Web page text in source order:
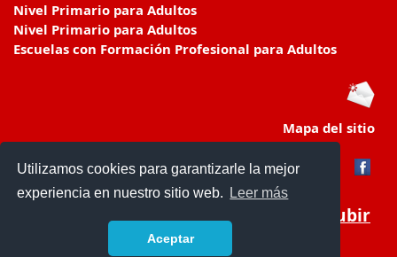
Utilizamos cookies para garantizarle la mejor
experiencia en nuestro sitio web.
Leer más
Aceptar
Nivel Primario para Adultos
Nivel Primario para Adultos
Escuelas con Formación Profesional para Adultos
Mapa del sitio
Subir